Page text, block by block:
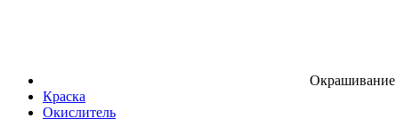
Окрашивание
Краска
Окислитель